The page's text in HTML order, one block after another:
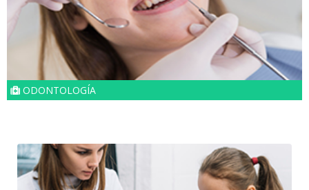
ODONTOLOGÍA